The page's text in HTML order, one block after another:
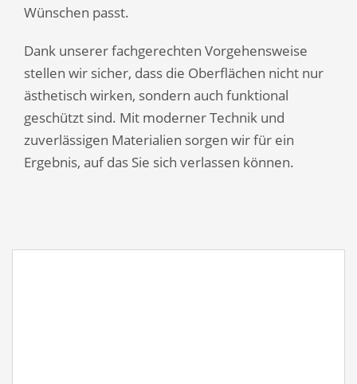
Wünschen passt.
Dank unserer fachgerechten Vorgehensweise
stellen wir sicher, dass die Oberflächen nicht nur
ästhetisch wirken, sondern auch funktional
geschützt sind. Mit moderner Technik und
zuverlässigen Materialien sorgen wir für ein
Ergebnis, auf das Sie sich verlassen können.